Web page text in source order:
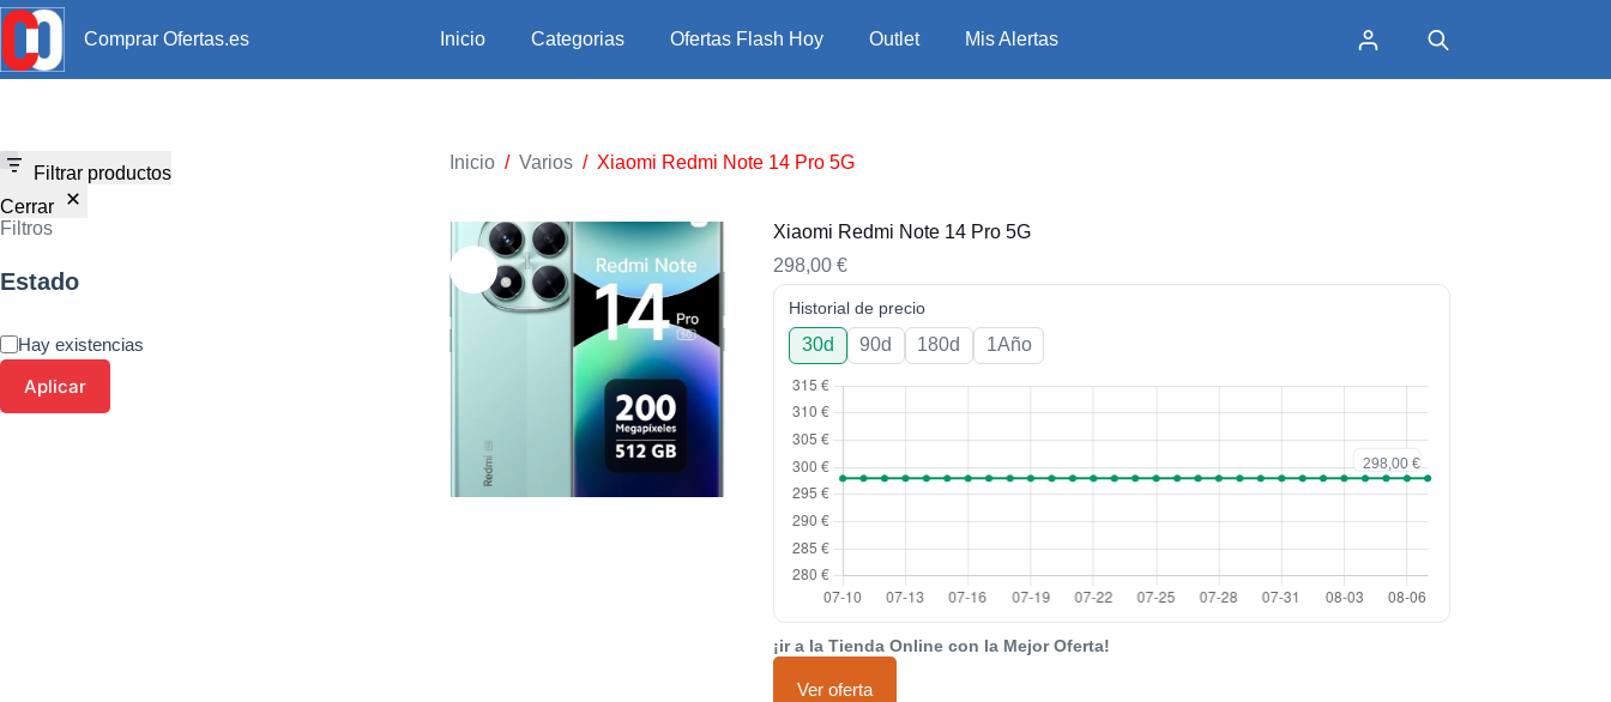
Comprar Ofertas.es Inicio Categorias Ofertas Flash Hoy Outlet Mis Alertas
Inicio / Varios / Xiaomi Redmi Note 14 Pro 5G
Xiaomi Redmi Note 14 Pro 5G
298,00€
Historial de precio
30d 90d 180d 1Año
¡ir a la Tienda Online con la Mejor Oferta!
Ver oferta
Filtrar productos
Cerrar
Filtros
Estado
Hay existencias
Aplicar